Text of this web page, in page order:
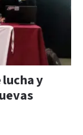
lucha y